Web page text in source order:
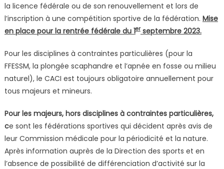
la licence fédérale ou de son renouvellement et lors de
l’inscription à une compétition sportive de la fédération. Mise
en place pour la rentrée fédérale du 1erseptembre 2023.
Pour les disciplines à contraintes particulières (pour la
FFESSM, la plongée scaphandre et l’apnée en fosse ou milieu
naturel), le CACI est toujours obligatoire annuellement pour
tous majeurs et mineurs.
Pour les majeurs, hors disciplines à contraintes particulières,
ce sont les fédérations sportives qui décident après avis de
leur Commission médicale pour la périodicité et la nature.
Après information auprès de la Direction des sports et en
l’absence de possibilité de différenciation d’activité sur la